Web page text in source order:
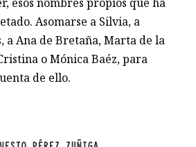
y aprender a recomponerse,
todo, donde jugar tanto
Basta observar, o
esos nombres propios que ha
Asomarse a Silvia, a
de ello.